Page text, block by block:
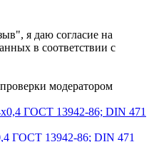
я даю согласие на
в соответствии с
модератором
ГОСТ 13942-86; DIN 471